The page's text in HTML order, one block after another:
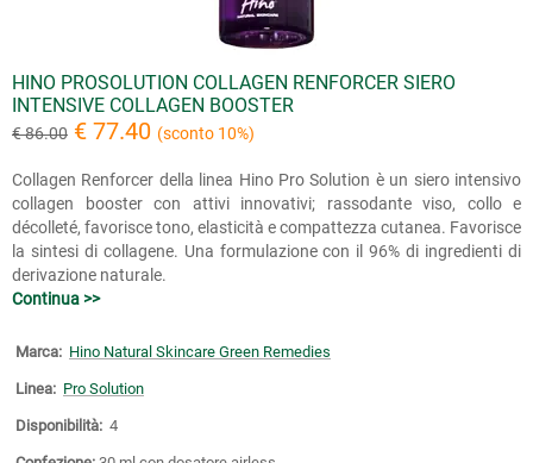
HINO PROSOLUTION COLLAGEN RENFORCER SIERO
INTENSIVE COLLAGEN BOOSTER
€ 86.00 € 77.40 (sconto 10%)
Collagen Renforcer della linea Hino Pro Solution è un siero intensivo
collagen booster con attivi innovativi; rassodante viso, collo e
décolleté, favorisce tono, elasticità e compattezza cutanea. Favorisce
la sintesi di collagene. Una formulazione con il 96% di ingredienti di
derivazione naturale.
Continua >>
Marca: Hino Natural Skincare Green Remedies
Linea: Pro Solution
Disponibilità: 4